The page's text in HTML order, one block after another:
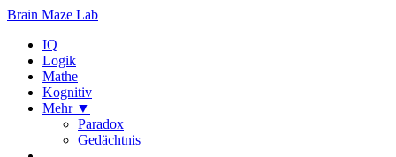
Brain Maze Lab
IQ
Logik
Mathe
Kognitiv
Mehr ▼
Paradox
Gedächtnis